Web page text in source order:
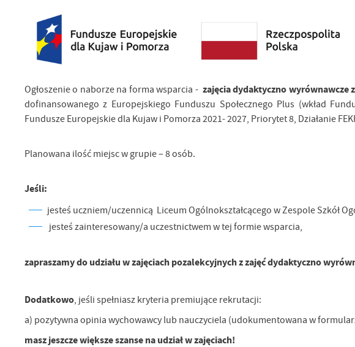
Ogłoszenie o naborze na forma wsparcia - zajęcia dydaktyczno wyrównawcze
dofinansowanego z Europejskiego Funduszu Społecznego Plus (wkład
Fundusze Europejskie dla Kujaw i Pomorza 2021- 2027, Priorytet 8, Działanie
Planowana ilość miejsc w grupie – 8 osób.
Jeśli:
jesteś uczniem/uczennicą Liceum Ogólnokształcącego w Zespole Szkół
jesteś zainteresowany/a uczestnictwem w tej formie wsparcia,
zapraszamy do udziału w zajęciach pozalekcyjnych z zajęć dydaktyczno
Dodatkowo, jeśli spełniasz kryteria premiujące rekrutacji:
a) pozytywna opinia wychowawcy lub nauczyciela (udokumentowana w
masz jeszcze większe szanse na udział w zajęciach!